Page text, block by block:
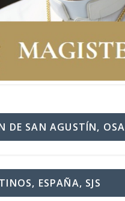
DE SAN AGUSTÍN, OSA
ESPAÑA, SJS